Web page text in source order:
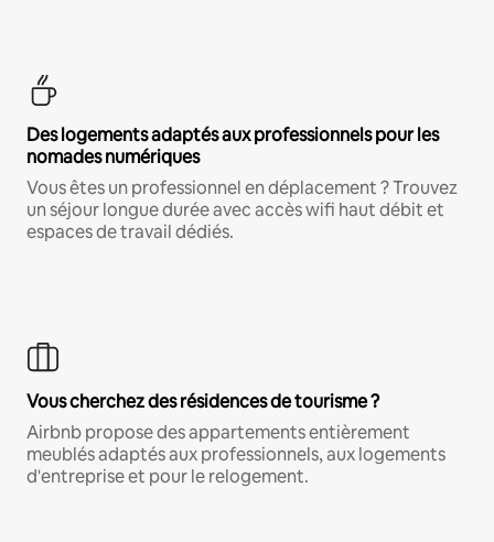
Des logements adaptés aux professionnels pour les
nomades numériques
Vous êtes un professionnel en déplacement ? Trouvez
un séjour longue durée avec accès wifi haut débit et
espaces de travail dédiés.
Vous cherchez des résidences de tourisme ?
Airbnb propose des appartements entièrement
meublés adaptés aux professionnels, aux logements
d'entreprise et pour le relogement.